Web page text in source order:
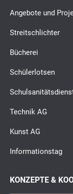
Angebote und
Streitschlichter
Bücherei
Schülerlotsen
Technik AG
Kunst AG
Informationstag
KONZEPTE &